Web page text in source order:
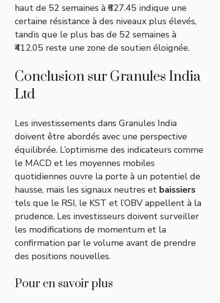
haut de 52 semaines à ₹627.45 indique une
certaine résistance à des niveaux plus élevés,
tandis que le plus bas de 52 semaines à
₹412.05 reste une zone de soutien éloignée.
Conclusion sur Granules India
Ltd
Les investissements dans Granules India
doivent être abordés avec une perspective
équilibrée. L’optimisme des indicateurs comme
le MACD et les moyennes mobiles
quotidiennes ouvre la porte à un potentiel de
hausse, mais les signaux neutres et baissiers
tels que le RSI, le KST et l’OBV appellent à la
prudence. Les investisseurs doivent surveiller
les modifications de momentum et la
confirmation par le volume avant de prendre
des positions nouvelles.
Pour en savoir plus